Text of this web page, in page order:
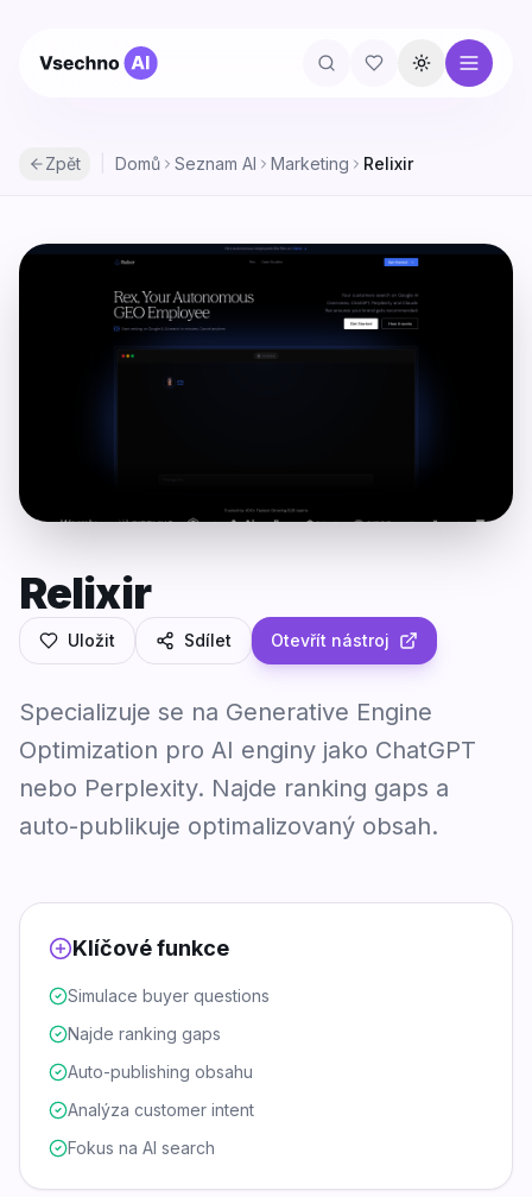
Přepnout
Zpět Domů Seznam AI Marketing Relixir
Relixir
Uložit Sdílet Otevřít nástroj
Specializuje se na Generative Engine
Optimization pro AI enginy jako ChatGPT
nebo Perplexity. Najde ranking gaps a
auto-publikuje optimalizovaný obsah.
Klíčové funkce
Simulace buyer questions
Najde ranking gaps
Auto-publishing obsahu
Analýza customer intent
Fokus na AI search